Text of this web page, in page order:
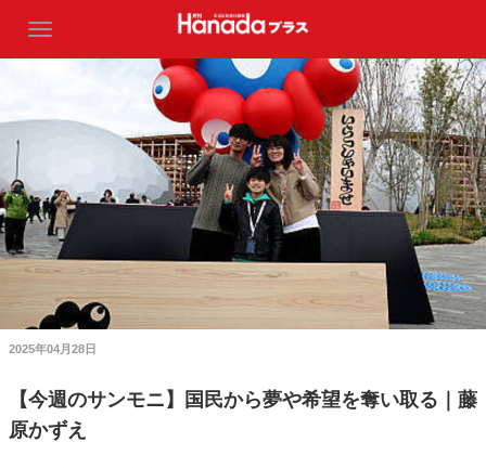
2025年04月28日
【今週のサンモニ】国民から夢や希望を奪い取る｜藤
原かずえ